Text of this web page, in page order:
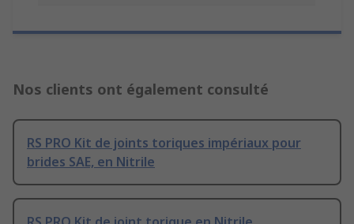
Nos clients ont également consulté
RS PRO Kit de joints toriques impériaux pour
brides SAE, en Nitrile